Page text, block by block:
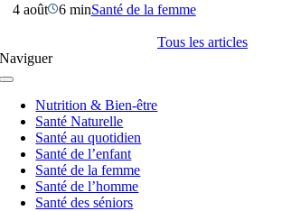
4 août 6 minSanté de la femme
Tous les articles
Naviguer
Navigation
basculeNutrition & Bien-être
Santé Naturelle
Santé au quotidien
Santé de l’enfant
Santé de la femme
Santé de l’homme
Santé des séniors